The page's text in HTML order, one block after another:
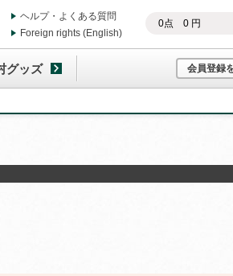
0点 0円
ヘルプ・よくある質問
Foreign rights (English)
グッズ 会員登録